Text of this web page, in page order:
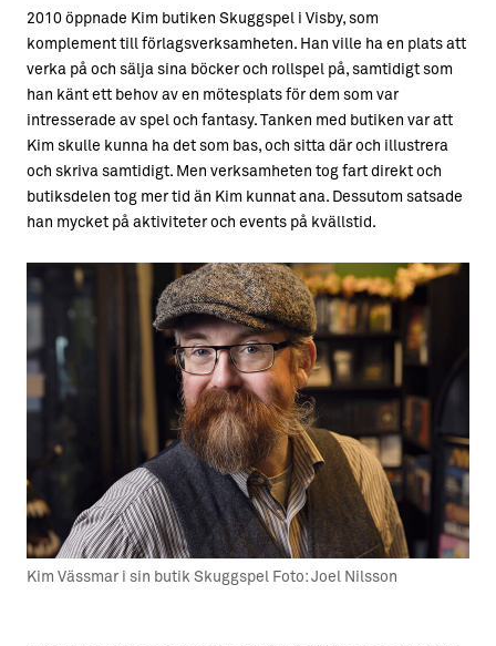
2010 öppnade Kim butiken Skuggspel i Visby, som
komplement till förlagsverksamheten. Han ville ha en plats att
verka på och sälja sina böcker och rollspel på, samtidigt som
han känt ett behov av en mötesplats för dem som var
intresserade av spel och fantasy. Tanken med butiken var att
Kim skulle kunna ha det som bas, och sitta där och illustrera
och skriva samtidigt. Men verksamheten tog fart direkt och
butiksdelen tog mer tid än Kim kunnat ana. Dessutom satsade
han mycket på aktiviteter och events på kvällstid.
Kim Vässmar i sin butik Skuggspel Foto: Joel Nilsson